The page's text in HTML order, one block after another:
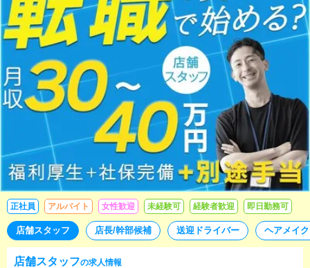
正社員 アルバイト 女性歓迎 未経験可 経験者歓迎 即日勤務可
店舗スタッフ 店長/幹部候補 送迎ドライバー ヘアメイ
店舗スタッフの求人情報